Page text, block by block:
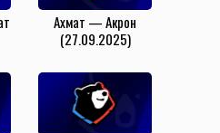
Ахмат — Акрон
(27.09.2025)